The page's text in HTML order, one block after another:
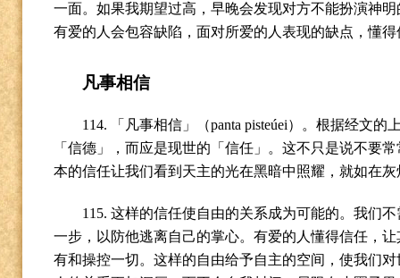
一面。如果我期望过高，早晚会发现对方不能扮演神
有爱的人会包容缺陷，面对所爱的人表现的缺点，懂
凡事相信
114. 「凡事相信」（panta pisteúei）。根据经文的
「信德」，而应是现世的「信任」。这不只是说不要
本的信任让我们看到天主的光在黑暗中照耀，就如在
115.这样的信任使自由的关系成为可能的。我们
一步，以防他逃离自己的掌心。有爱的人懂得信任，
有和操控一切。这样的自由给予自主的空间，使我们